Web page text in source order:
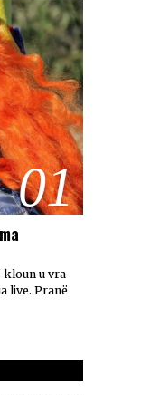
01
kloun u vra
live. Pranë